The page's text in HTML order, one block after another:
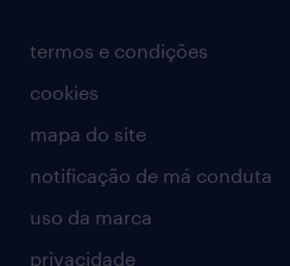
termos e condições
cookies
mapa do site
notificação de má conduta
uso da marca
privacidade